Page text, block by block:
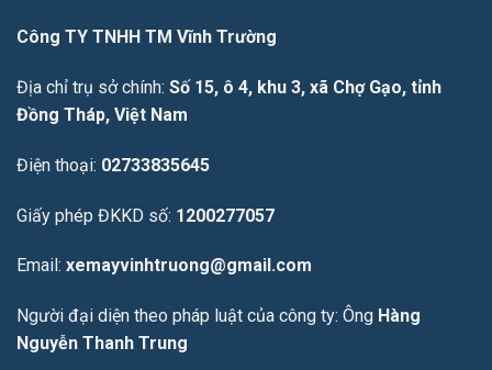
Công TY TNHH TM Vĩnh Trường
Địa chỉ trụ sở chính: Số 15, ô 4, khu 3, xã Chợ Gạo, tỉnh
Đồng Tháp, Việt Nam
Điện thoại: 02733835645
Giấy phép ĐKKD số: 1200277057
Email: xemayvinhtruong@gmail.com
Người đại diện theo pháp luật của công ty: Ông Hàng
Nguyễn Thanh Trung